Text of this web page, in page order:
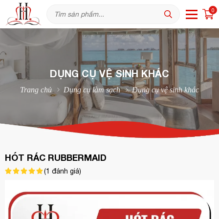
0
DỤNG CỤ VỆ SINH KHÁC
Trang chủ Dụng cụ làm sạch Dụng cụ vệ sinh khác
HÓT RÁC RUBBERMAID
(1 đánh giá)